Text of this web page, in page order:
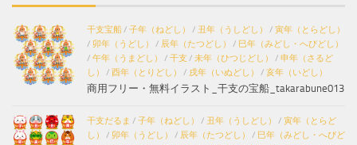
干支宝船/ 子年（ねどし） / 丑年（うしどし） / 寅年（とらどし）
/ 卯年（うどし） / 辰年（たつどし） / 巳年（みどし・へびどし）
/ 午年（うまどし） / 干支 / 未年（ひつじどし） / 申年（さるど
し）
/ 酉年（とりどし） / 戌年（いぬどし） / 亥年（いどし）
商用フリー・無料イラスト_干支の宝船_takarabune013
干支だるま / 子年（ねどし） / 丑年（うしどし） / 寅年（とらど
し）
/ 卯年（うどし） / 辰年（たつどし） / 巳年（みどし・へびど